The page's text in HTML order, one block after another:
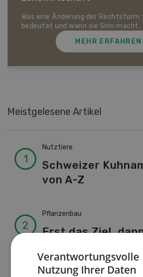
Dossier Bio-Artikel
MEHR ERFAHREN
Meistgelesene Artikel
Nutztiere
Schweizer
von A-Z
Pflanzenbau
Erst das Ziel,
Verantwortungsvolle
Nutzung Ihrer Daten